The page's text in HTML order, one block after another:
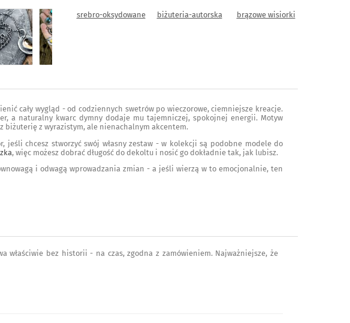
srebro-oksydowane biżuteria-autorska brązowe wisiorki
cały wygląd - od codziennych swetrów po wieczorowe, ciemniejsze kreacje.
a naturalny kwarc dymny dodaje mu tajemniczej, spokojnej energii. Motyw
z wyrazistym, ale nienachalnym akcentem.
jeśli chcesz stworzyć swój własny zestaw - w kolekcji są podobne modele do
, więc możesz dobrać długość do dekoltu i nosić go dokładnie tak, jak lubisz.
i odwagą wprowadzania zmian - a jeśli wierzą w to emocjonalnie, ten
właściwie bez historii - na czas, zgodna z zamówieniem. Najważniejsze, że